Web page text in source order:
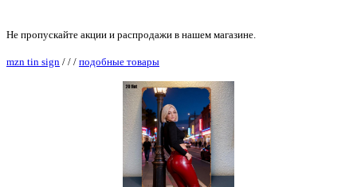
Не пропускайте акции и распродажи в нашем магазине.
mzn tin sign / / / подобные товары